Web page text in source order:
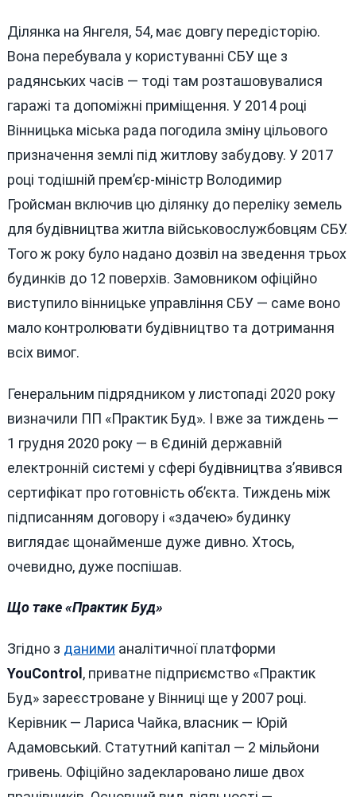
Ділянка на Янгеля, 54, має довгу передісторію.
Вона перебувала у користуванні СБУ ще з
радянських часів — тоді там розташовувалися
гаражі та допоміжні приміщення. У 2014 році
Вінницька міська рада погодила зміну цільового
призначення землі під житлову забудову. У 2017
році тодішній прем’єр-міністр Володимир
Гройсман включив цю ділянку до переліку земель
для будівництва житла військовослужбовцям СБУ.
Того ж року було надано дозвіл на зведення трьох
будинків до 12 поверхів. Замовником офіційно
виступило вінницьке управління СБУ — саме воно
мало контролювати будівництво та дотримання
всіх вимог.
Генеральним підрядником у листопаді 2020 року
визначили ПП «Практик Буд». І вже за тиждень —
1 грудня 2020 року — в Єдиній державній
електронній системі у сфері будівництва з’явився
сертифікат про готовність об’єкта. Тиждень між
підписанням договору і «здачею» будинку
виглядає щонайменше дуже дивно. Хтось,
очевидно, дуже поспішав.
Що таке «Практик Буд»
Згідно з даними аналітичної платформи
YouControl , приватне підприємство «Практик
Буд» зареєстроване у Вінниці ще у 2007 році.
Керівник — Лариса Чайка, власник — Юрій
Адамовський. Статутний капітал — 2 мільйони
гривень. Офіційно задекларовано лише двох